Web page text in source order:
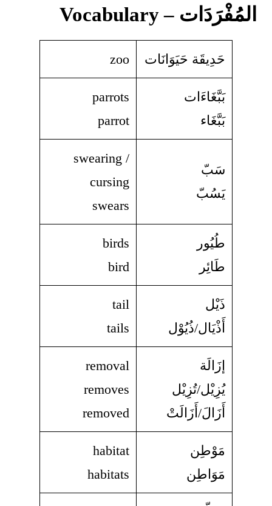
المُفْرَدَات – Vocabulary
حَدِيقَة حَيَوَانَات zoo
بَبَّغَاءَات
بَبَّغَاء
parrots
parrot
سَبّ
يَسُبّ
swearing /
cursing
swears
طُيُور
طَائِر
birds
bird
ذَيْل
أَذْيَال/ذُيُوْل
tail
tails
إزَالَة
يُزِيْل/تُزِيْل
أَزَالَ/أَزَالَتْ
removal
removes
removed
مَوْطِن
مَوَاطِن
habitat
habitats